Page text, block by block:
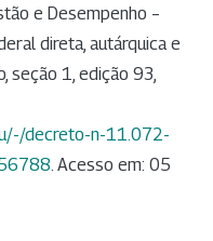
e Desempenho –
direta, autárquica e
seção 1, edição 93,
decreto-n-11.072-
. Acesso em: 05